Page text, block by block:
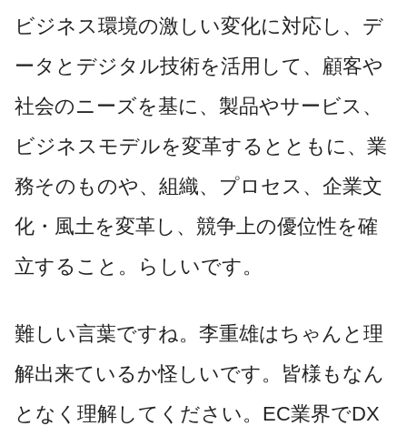
ビジネス環境の激しい変化に対応し、デ
ータとデジタル技術を活用して、顧客や
社会のニーズを基に、製品やサービス、
ビジネスモデルを変革するとともに、業
務そのものや、組織、プロセス、企業文
化・風土を変革し、競争上の優位性を確
立すること。らしいです。
難しい言葉ですね。李重雄はちゃんと理
解出来ているか怪しいです。皆様もなん
となく理解してください。EC業界でDX